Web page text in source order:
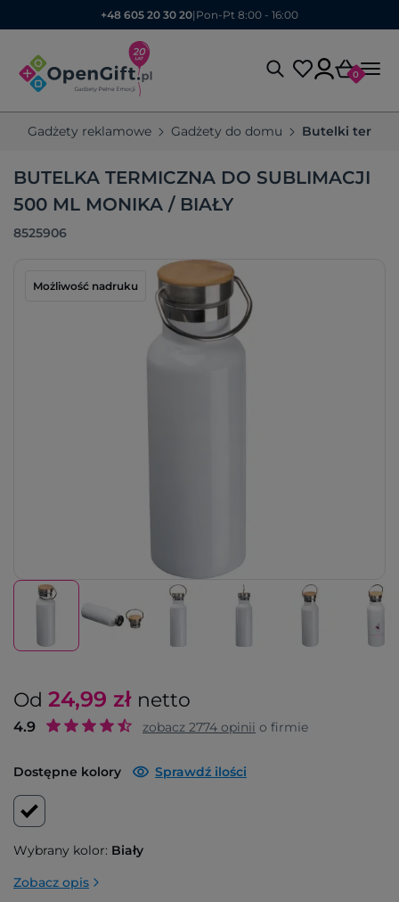
+48 605 20 30 20| Pon-Pt 8:00 - 16:00
0
Gadżety reklamowe Gadżety do domu Butelki
BUTELKA TERMICZNA DO SUBLIMACJI
500 ML MONIKA / BIAŁY
8525906
Możliwość nadruku
Od 24,99 zł netto
4.9 zobacz 2774 opinii o firmie
Dostępne kolory Sprawdź ilości
Wybrany kolor: Biały
Zobacz opis